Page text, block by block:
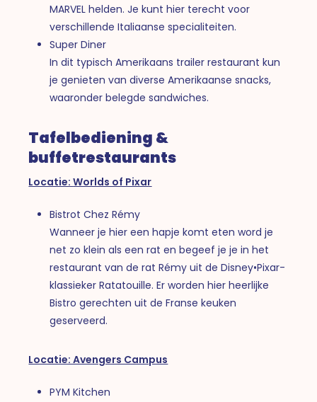
MARVEL helden. Je kunt hier terecht voor
verschillende Italiaanse specialiteiten.
Super Diner
In dit typisch Amerikaans trailer restaurant kun
je genieten van diverse Amerikaanse snacks,
waaronder belegde sandwiches.
Tafelbediening &
buffetrestaurants
Locatie:Worlds of Pixar
Bistrot Chez Rémy
Wanneer je hier een hapje komt eten word je
net zo klein als een rat en begeef je je in het
restaurant van de rat Rémy uit de Disney•Pixar-
klassieker Ratatouille. Er worden hier heerlijke
Bistro gerechten uit de Franse keuken
geserveerd.
Locatie: Avengers Campus
PYM Kitchen